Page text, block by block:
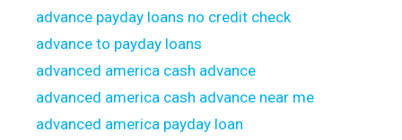
advance payday loans no credit check
advance to payday loans
advanced america cash advance
advanced america cash advance near me
advanced america payday loan